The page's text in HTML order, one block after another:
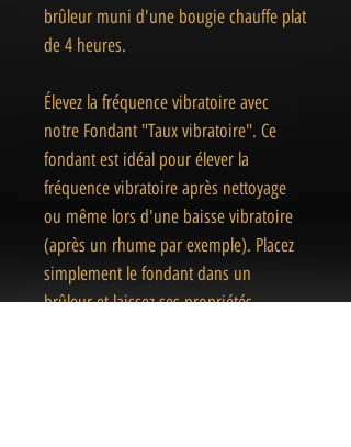
brûleur muni d'une bougie chauffe plat
de 4 heures.
Élevez la fréquence vibratoire avec
notre Fondant "Taux vibratoire". Ce
fondant est idéal pour élever la
fréquence vibratoire après nettoyage
ou même lors d'une baisse vibratoire
(après un rhume par exemple). Placez
simplement le fondant dans un
brûleur et laissez ses propriétés